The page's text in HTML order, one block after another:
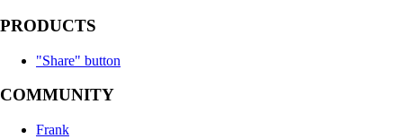
PRODUCTS
"Share" button
COMMUNITY
Frank